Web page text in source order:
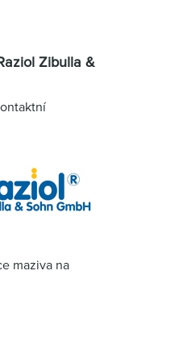
Zibulla &
maziva na